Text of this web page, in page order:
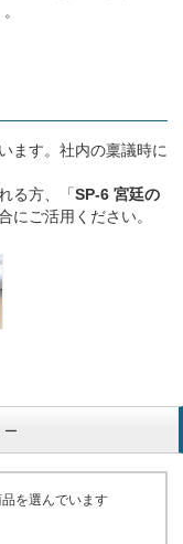
ます。社内の稟議時に
る方、「SP-6 宮廷の
にご活用ください。
ー
を選んでいます